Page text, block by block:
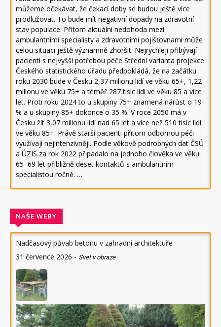
můžeme očekávat, že čekací doby se budou ještě více
prodlužovat. To bude mít negativní dopady na zdravotní
stav populace. Přitom aktuální nedohoda mezi
ambulantními specialisty a zdravotními pojišťovnami může
celou situaci ještě významně zhoršit. Nejrychleji přibývají
pacienti s nejvyšší potřebou péče Střední varianta projekce
Českého statistického úřadu předpokládá, že na začátku
roku 2030 bude v Česku 2,37 milionu lidí ve věku 65+, 1,22
milionu ve věku 75+ a téměř 287 tisíc lidí ve věku 85 a více
let. Proti roku 2024 to u skupiny 75+ znamená nárůst o 19
% a u skupiny 85+ dokonce o 35 %. V roce 2050 má v
Česku žít 3,07 milionu lidí nad 65 let a více než 510 tisíc lidí
ve věku 85+. Právě starší pacienti přitom odbornou péči
využívají nejintenzivněji. Podle věkově podrobných dat ČSÚ
a ÚZIS za rok 2022 připadalo na jednoho člověka ve věku
65–69 let přibližně deset kontaktů s ambulantním
specialistou ročně. …
NAŠE WEBY
Nadčasový půvab betonu v zahradní architektuře
31 července 2026 - Svet v obraze